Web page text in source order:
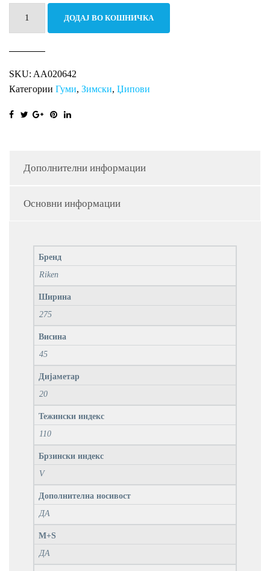
XL
RI
количина
ДОДАЈ ВО КОШНИЧКА
SKU: AA020642
Категории Гуми, Зимски, Џипови
Дополнителни информации
Основни информации
Бренд
Riken
Ширина
275
Висина
45
Дијаметар
20
Тежински индекс
110
Брзински индекс
V
Дополнителна носивост
ДА
M+S
ДА